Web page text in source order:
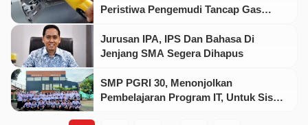
Peristiwa Pengemudi Tancap Gas
Jurusan IPA, IPS Dan Bahasa Di
Jenjang SMA Segera Dihapus
SMP PGRI 30, Menonjolkan
Pembelajaran Program IT, Untuk Siswa